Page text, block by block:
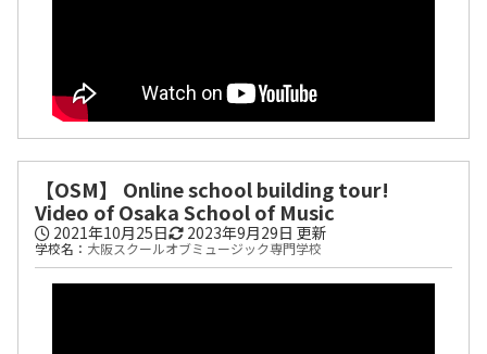
【OSM】 Online school building tour!
Video of Osaka School of Music
2021年10月25日 2023年9月29日 更新
学校名： 大阪スクールオブミュージック専門学校